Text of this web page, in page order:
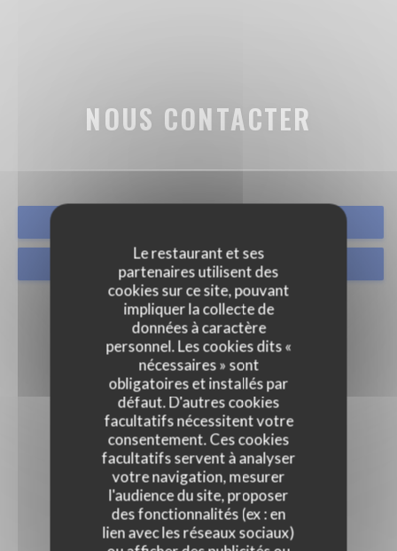
Le restaurant et ses
partenaires utilisent des
cookies sur ce site, pouvant
impliquer la collecte de
données à caractère
personnel. Les cookies dits «
nécessaires » sont
obligatoires et installés par
défaut. D'autres cookies
facultatifs nécessitent votre
consentement. Ces cookies
facultatifs servent à analyser
votre navigation, mesurer
l'audience du site, proposer
des fonctionnalités (ex : en
lien avec les réseaux sociaux)
NOUS CONTACTER
VENTE À EMPORTER